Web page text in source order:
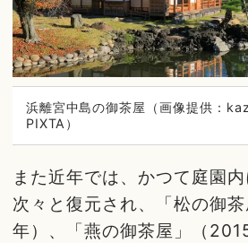
浜離宮中島の御茶屋（画像提供：
PIXTA）
また近年では、かつて庭園
次々と復元され、「松の御
年）、「燕の御茶屋」（